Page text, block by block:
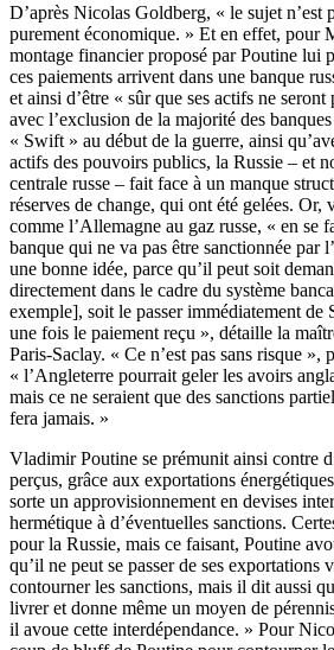
D’après Nicolas Goldberg, « le sujet n’est
purement économique. » Et en effet, pour
montage financier proposé par Poutine lui
ces paiements arrivent dans une banque
et ainsi d’être « sûr que ses actifs ne seront
avec l’exclusion de la majorité des
« Swift » au début de la guerre, ainsi
actifs des pouvoirs publics, la Russie – et
centrale russe – fait face à un manque
réserves de change, qui ont été gelées. Or,
comme l’Allemagne au gaz russe, « en se
banque qui ne va pas être sanctionnée par
une bonne idée, parce qu’il peut soit
directement dans le cadre du système
exemple], soit le passer immédiatement de
une fois le paiement reçu », détaille la
Paris-Saclay. « Ce n’est pas sans risque »,
« l’Angleterre pourrait geler les avoirs
mais ce ne seraient que des sanctions
fera jamais. »
Vladimir Poutine se prémunit ainsi contre
perçus, grâce aux exportations
sorte un approvisionnement en devises
hermétique à d’éventuelles sanctions.
pour la Russie, mais ce faisant, Poutine
qu’il ne peut se passer de ses exportations
contourner les sanctions, mais il dit aussi
livrer et donne même un moyen de
il avoue cette interdépendance. » Pour